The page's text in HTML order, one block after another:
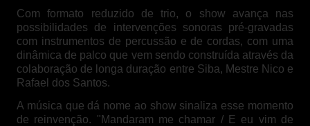
Com formato reduzido de trio, o show avança nas
possibilidades de intervenções sonoras pré-gravadas
com instrumentos de percussão e de cordas, com uma
dinâmica de palco que vem sendo construída através da
colaboração de longa duração entre Siba, Mestre Nico e
Rafael dos Santos.
A música que dá nome ao show sinaliza esse momento
de reinvenção. "Mandaram me chamar / E eu vim de